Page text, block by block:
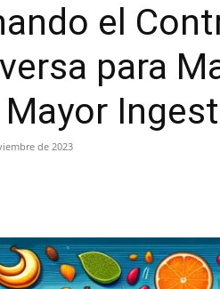
el
para
de 2023